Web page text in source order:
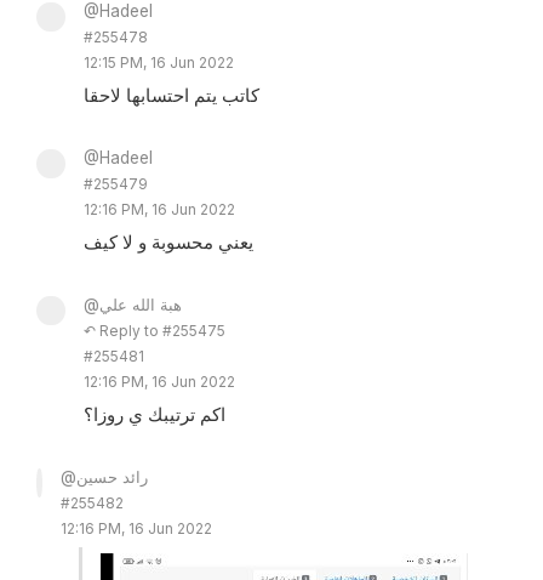
@Hadeel
#255478
12:15 PM, 16 Jun 2022
كاتب يتم احتسابها لاحقا
@Hadeel
#255479
12:16 PM, 16 Jun 2022
يعني محسوبة و لا كيف
@هبة الله علي
↶ Reply to #255475
#255481
12:16 PM, 16 Jun 2022
اكم ترتيبك ي روزا؟
@رائد حسين
#255482
12:16 PM, 16 Jun 2022